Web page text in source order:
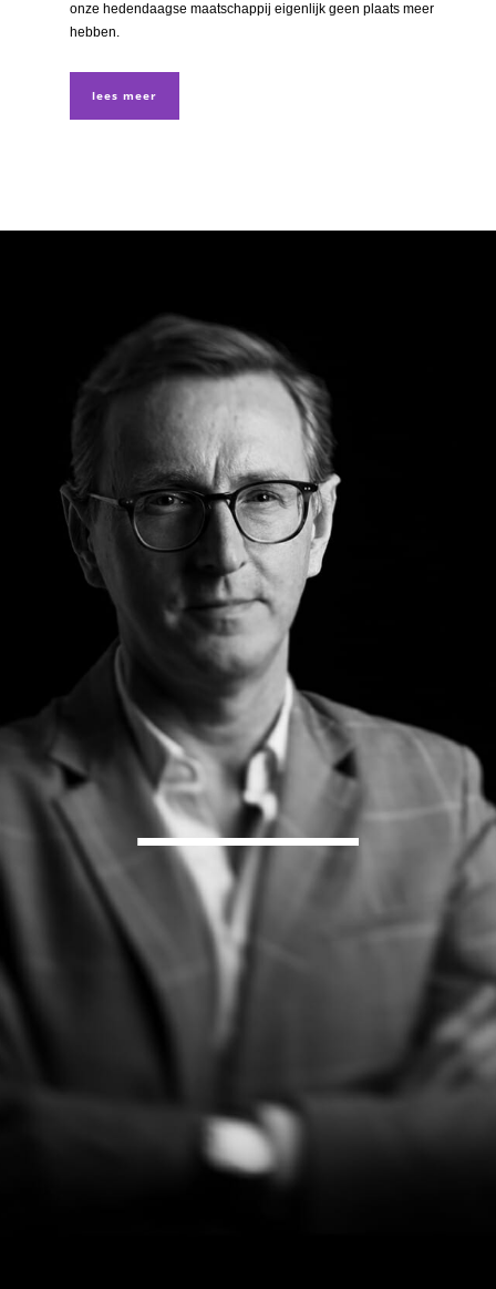
onze hedendaagse maatschappij eigenlijk geen plaats meer
hebben.
lees meer